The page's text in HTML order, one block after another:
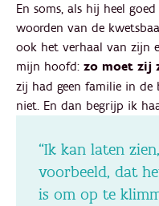
En soms, als hij heel
woorden van de
ook het verhaal van zijn
mijn hoofd: zo moet zij
zij had geen familie in
niet. En dan begrijp ik
“Ik kan laten
voorbeeld, dat
is om op te